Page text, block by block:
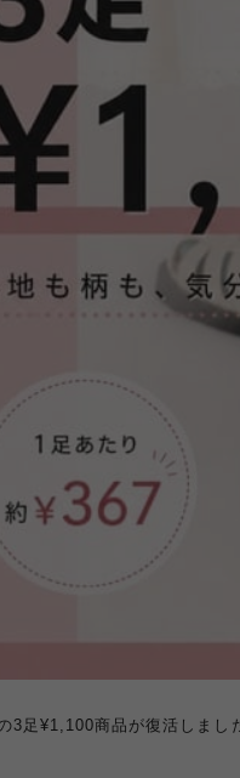
3足¥1,100商品が復活しま